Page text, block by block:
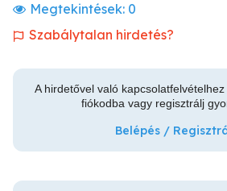
Megtekintések: 0
Szabálytalan hirdetés?
A hirdetővel való
fiókodba vagy regisztrálj
Belépés /